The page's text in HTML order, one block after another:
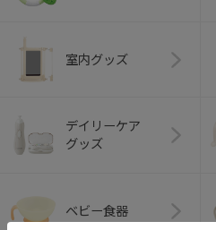
室内グッズ
デイリーケア
グッズ
ベビー食器